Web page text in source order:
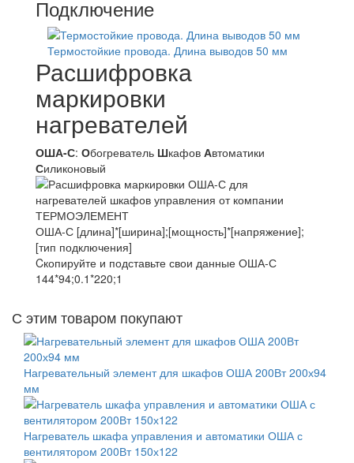
Подключение
Термостойкие провода. Длина выводов 50 мм
Расшифровка
маркировки
нагревателей
ОША-С: Обогреватель Шкафов Автоматики
Силиконовый
ОША-С [длина]*[ширина];[мощность]*[напряжение];
[тип подключения]
Cкопируйте и подставьте свои данные ОША-С
144*94;0.1*220;1
С этим товаром покупают
Нагревательный элемент для шкафов ОША 200Вт 200х94
мм
Нагреватель шкафа управления и автоматики ОША с
вентилятором 200Вт 150х122